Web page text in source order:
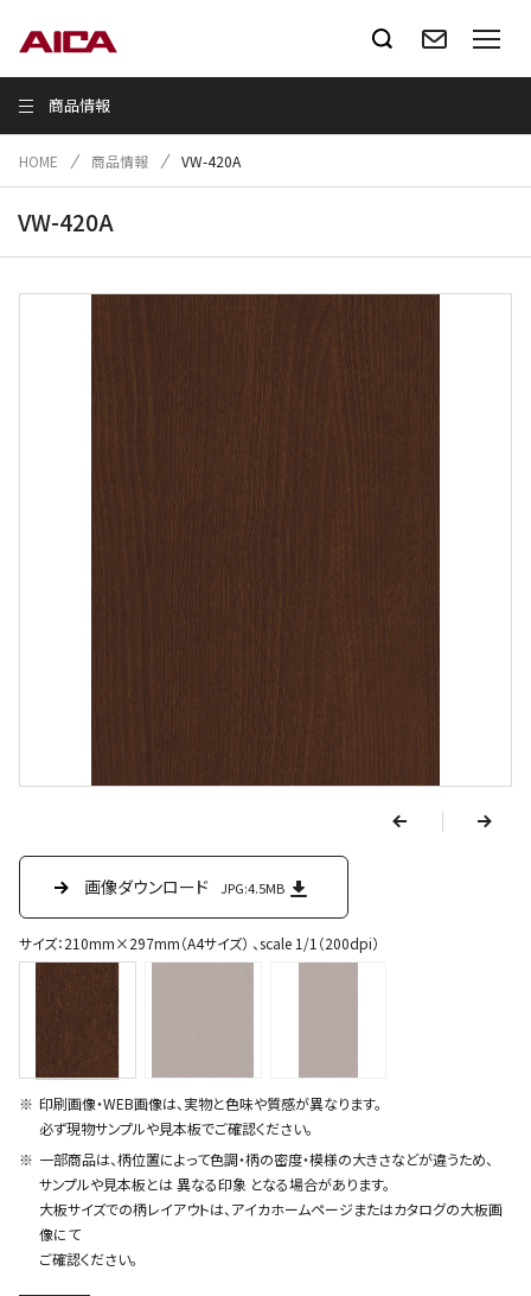
商品情報
HOME 商品情報 VW-420A
VW-420A
p
r
n
画像ダウンロード JPG:4.5MB
サイズ：210mm×297mm（A4サイズ） 、scale 1/1（200dpi）
画像ダウンロード JPG:70.6KB
画像ダウンロード JPG:1.3MB
印刷画像・WEB画像は、実物と色味や質感が異なります。
必ず現物サンプルや見本板でご確認ください。
一部商品は、柄位置によって色調・柄の密度・模様の大きさなどが違うため、
サンプルや見本板とは 異なる印象 となる場合があります。
大板サイズでの柄レイアウトは、アイカホームページまたはカタログの大板画
像にて
ご確認ください。